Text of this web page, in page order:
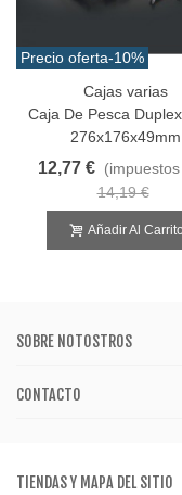
Precio oferta-10%
Cajas varias
Caja De Pesca
276x176x49mm
12,77 €
14,19 €
Añadir Al Carrito
SOBRE NOTOSTROS
CONTACTO
TIENDAS Y MAPA DEL SITIO